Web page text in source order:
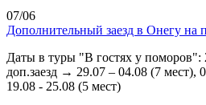
07/06
Дополнительный заезд в Онегу на
Даты в туры "В гостях у поморов":
доп.заезд → 29.07 – 04.08 (7 мест),
19.08 - 25.08 (5 мест)